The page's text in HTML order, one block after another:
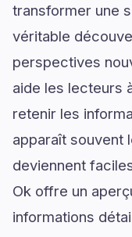
transformer une
véritable
perspectives
aide les lecteurs
retenir les
apparaît souvent
deviennent
Ok offre un
informations